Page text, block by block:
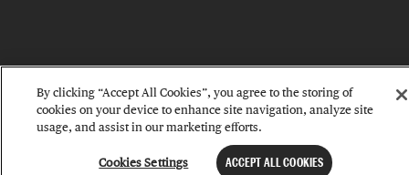
By clicking “Accept All Cookies”, you agree to the storing of
cookies on your device to enhance site navigation, analyze site
usage, and assist in our marketing efforts.
Cookies Settings ACCEPT ALL COOKIES